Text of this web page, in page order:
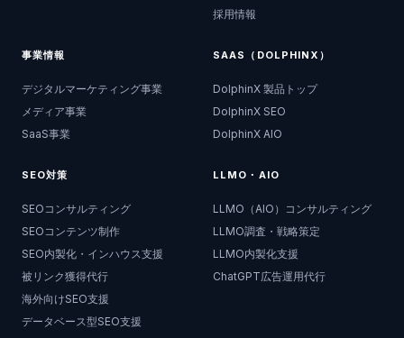
採用情報
事業情報
デジタルマーケティング事業
メディア事業
SaaS事業
SAAS（DOLPHINX）
DolphinX 製品トップ
DolphinX SEO
DolphinX AIO
SEO対策
SEOコンサルティング
SEOコンテンツ制作
SEO内製化・インハウス支援
被リンク獲得代行
海外向けSEO支援
データベース型SEO支援
LLMO・AIO
LLMO（AIO）コンサルティング
LLMO調査・戦略策定
LLMO内製化支援
ChatGPT広告運用代行